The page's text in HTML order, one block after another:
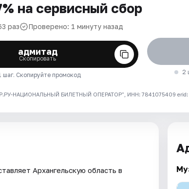
на сервисный сбор
раз Проверено: 1 минуту назад
адмитад
Скопировать
шаг. Скопируйте промокод
2
НАЦИОНАЛЬНЫЙ БИЛЕТНЫЙ ОПЕРАТОР", ИНН: 7841075409 erid:
Архангельскую область в